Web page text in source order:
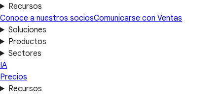
Recursos
Conoce a nuestros sociosComunicarse con Ventas
Soluciones
Productos
Sectores
IA
Precios
Recursos